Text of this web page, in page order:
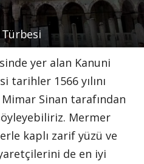
Türbesi
yer alan Kanuni
tarihler 1566 yılını
Sinan tarafından
Mermer
kaplı zarif yüzü ve
de en iyi